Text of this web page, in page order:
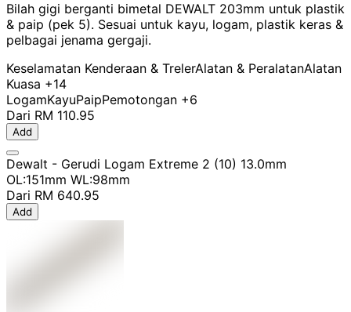
Bilah gigi berganti bimetal DEWALT 203mm untuk plastik
& paip (pek 5). Sesuai untuk kayu, logam, plastik keras &
pelbagai jenama gergaji.
Keselamatan Kenderaan & TrelerAlatan & PeralatanAlatan
Kuasa +14
LogamKayuPaipPemotongan +6
Dari RM 110.95
Add
Dewalt - Gerudi Logam Extreme 2 (10) 13.0mm
OL:151mm WL:98mm
Dari RM 640.95
Add